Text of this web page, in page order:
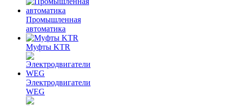
Промышленная
автоматика
Муфты KTR
Электродвигатели
WEG